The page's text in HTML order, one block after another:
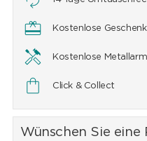
Kostenlose
Kostenlose
Click & Collect
Wünschen Sie